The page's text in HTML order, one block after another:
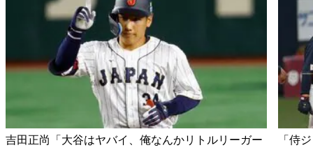
吉田正尚「大谷はヤバイ、俺なんかリトルリーガー
「侍